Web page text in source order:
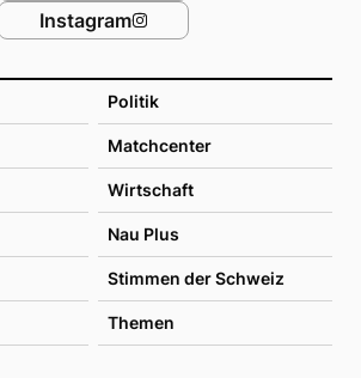
Politik
Matchcenter
Wirtschaft
Nau Plus
Stimmen der Schweiz
Themen
Instagram